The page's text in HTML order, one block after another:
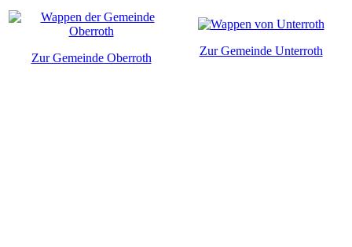
Zur Gemeinde Oberroth
Zur Gemeinde Unterroth